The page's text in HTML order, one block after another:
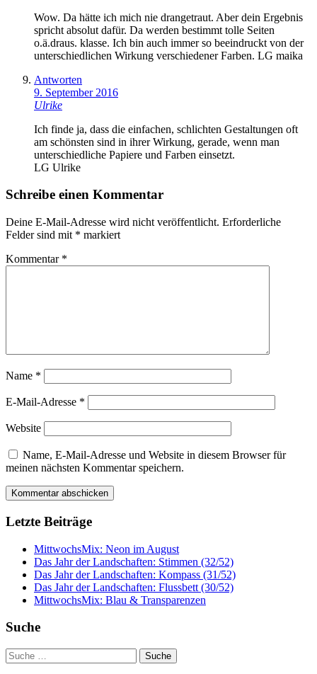
Wow. Da hätte ich mich nie drangetraut. Aber dein Ergebnis
spricht absolut dafür. Da werden bestimmt tolle Seiten
o.ä.draus. klasse. Ich bin auch immer so beeindruckt von der
unterschiedlichen Wirkung verschiedener Farben. LG maika
Antworten
9. September 2016
Ulrike
Ich finde ja, dass die einfachen, schlichten Gestaltungen oft
am schönsten sind in ihrer Wirkung, gerade, wenn man
unterschiedliche Papiere und Farben einsetzt.
LG Ulrike
Schreibe einen Kommentar
Deine E-Mail-Adresse wird nicht veröffentlicht. Erforderliche
Felder sind mit * markiert
Kommentar *
Name *
E-Mail-Adresse *
Website
Name, E-Mail-Adresse und Website in diesem Browser für
meinen nächsten Kommentar speichern.
Letzte Beiträge
MittwochsMix: Neon im August
Das Jahr der Landschaften: Stimmen (32/52)
Das Jahr der Landschaften: Kompass (31/52)
Das Jahr der Landschaften: Flussbett (30/52)
MittwochsMix: Blau & Transparenzen
Suche
Suche
nach: